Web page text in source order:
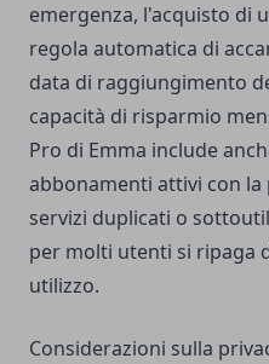
emergenza, l'acquisto di
regola automatica di
data di raggiungimento
capacità di risparmio
Pro di Emma include
abbonamenti attivi con
servizi duplicati o
per molti utenti si ripaga
utilizzo.
Considerazioni sulla